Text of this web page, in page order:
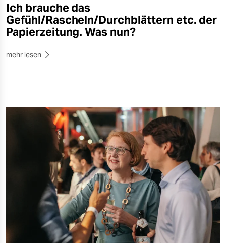
Ich brauche das
Gefühl/Rascheln/Durchblättern etc. der
Papierzeitung. Was nun?
mehr lesen